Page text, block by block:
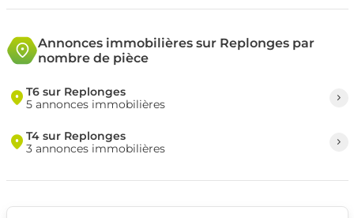
Annonces immobilières sur Replonges par
nombre de pièce
T6 sur Replonges
5 annonces immobilières
T4 sur Replonges
3 annonces immobilières